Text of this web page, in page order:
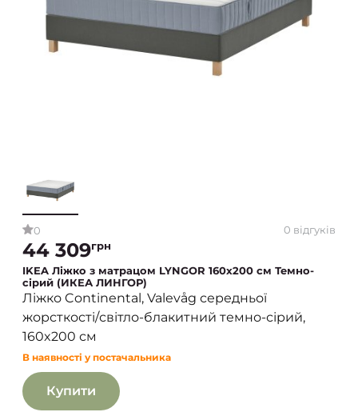
0 0 відгуків
44 309грн
IKEA Ліжко з матрацом LYNGOR 160х200 см Темно-
сірий (ИКЕА ЛИНГОР)
Ліжко Continental, Valevåg середньої
жорсткості/світло-блакитний темно-сірий,
160x200 см
В наявності у постачальника
Купити